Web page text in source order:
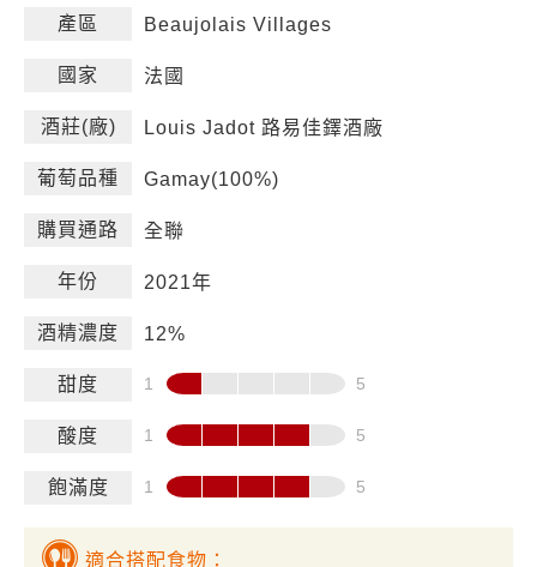
產區 Beaujolais Villages
國家 法國
酒莊(廠) Louis Jadot 路易佳鐸酒廠
葡萄品種 Gamay(100%)
購買通路 全聯
年份 2021年
酒精濃度 12%
甜度
酸度
飽滿度
適合搭配食物：